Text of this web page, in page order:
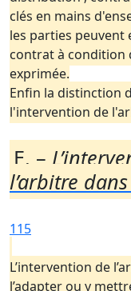
clés en mains
les parties peuvent
contrat à condition
exprimée.
Enfin la distinction
l'intervention de
E. –
l’arbitre
115
L’intervention de
l’adapter ou y